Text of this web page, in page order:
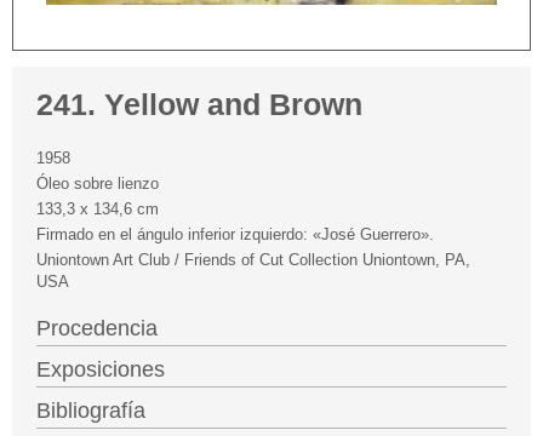
241. Yellow and Brown
1958
Óleo sobre lienzo
133,3 x 134,6 cm
Firmado en el ángulo inferior izquierdo: «José Guerrero».
Uniontown Art Club / Friends of Cut Collection Uniontown, PA,
USA
Procedencia
Exposiciones
Bibliografía